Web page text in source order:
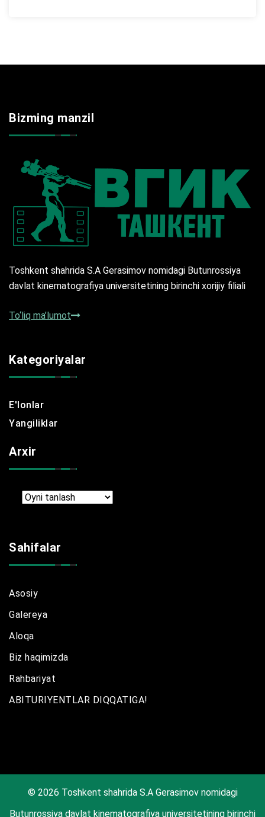
Bizming manzil
Toshkent shahrida S.A Gerasimov nomidagi Butunrossiya
davlat kinematografiya universitetining birinchi xorijiy filiali
To‘liq ma’lumot
Kategoriyalar
E'lonlar
Yangiliklar
Arxir
Arxir
Sahifalar
Asosiy
Galereya
Aloqa
Biz haqimizda
Rahbariyat
ABITURIYENTLAR DIQQATIGA!
© 2026 Toshkent shahrida S.A Gerasimov nomidagi
Butunrossiya davlat kinematografiya universitetining birinchi